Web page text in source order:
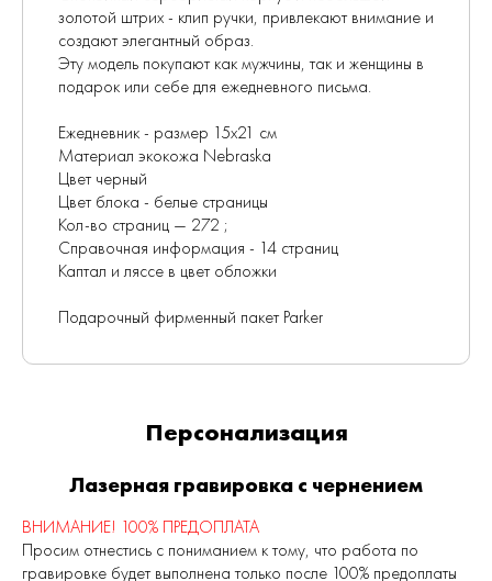
золотой штрих - клип ручки, привлекают внимание и
создают элегантный образ.
Эту модель покупают как мужчины, так и женщины в
подарок или себе для ежедневного письма.
Ежедневник - размер 15х21 см
Материал экокожа Nebraska
Цвет черный
Цвет блока - белые страницы
Кол-во страниц — 272 ;
Справочная информация - 14 страниц
Каптал и ляссе в цвет обложки
Подарочный фирменный пакет Parker
Персонализация
Лазерная гравировка с чернением
ВНИМАНИЕ! 100% ПРЕДОПЛАТА
Просим отнестись с пониманием к тому, что работа по
гравировке будет выполнена только после 100% предоплаты